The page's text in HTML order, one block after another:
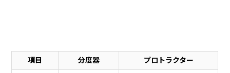
項目 分度器
プロトラクター